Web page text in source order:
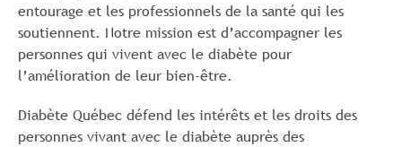
entourage et les professionnels de la santé qui les
soutiennent. Notre mission est d’accompagner les
personnes qui vivent avec le diabète pour
l’amélioration de leur bien-être.
Diabète Québec défend les intérêts et les droits des
personnes vivant avec le diabète auprès des